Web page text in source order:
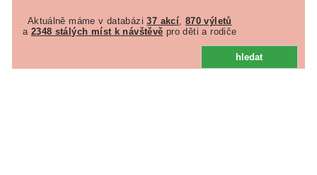
Aktuálně máme v databázi37 akcí, 870 výletů
a 2348 stálých míst k návštěvě pro děti a rodiče